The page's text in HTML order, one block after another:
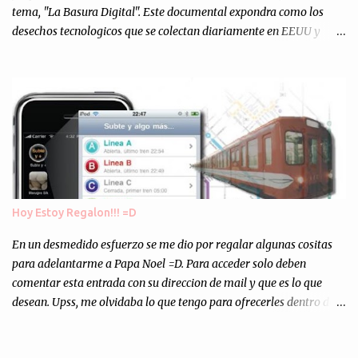
tema, "La Basura Digital". Este documental expondra como los
desechos tecnologicos que se colectan diariamente en EEUU y
Asi, todos los residuos sonincinerados produciendo lo que los
ambientalistas llaman "La Pesadilla de la Edad Cibernetica". La
transmision es el Domingo 2 de diciembre a las 21:00 hs. Me
parecio muy interesante, no creo que lo pueda ver por la hora, asi
que los comentarios los dejo en sus manos...
Hoy Estoy Regalon!!! =D
En un desmedido esfuerzo se me dio por regalar algunas cositas
para adelantarme a Papa Noel =D. Para acceder solo deben
comentar esta entrada con su direccion de mail y que es lo que
desean. Upss, me olvidaba lo que tengo para ofrecerles dentro de